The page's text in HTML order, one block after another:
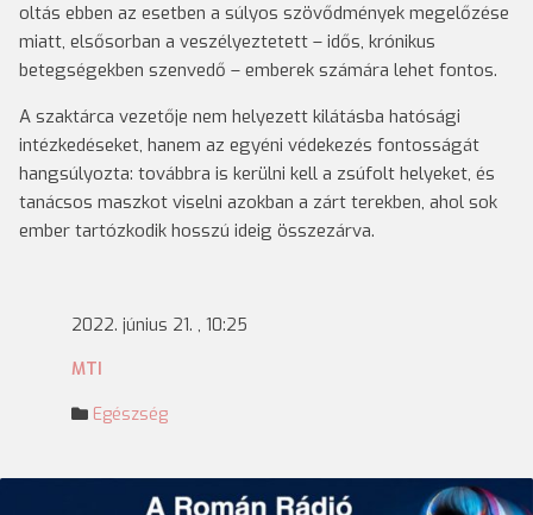
oltás ebben az esetben a súlyos szövődmények megelőzése
miatt, elsősorban a veszélyeztetett – idős, krónikus
betegségekben szenvedő – emberek számára lehet fontos.
A szaktárca vezetője nem helyezett kilátásba hatósági
intézkedéseket, hanem az egyéni védekezés fontosságát
hangsúlyozta: továbbra is kerülni kell a zsúfolt helyeket, és
tanácsos maszkot viselni azokban a zárt terekben, ahol sok
ember tartózkodik hosszú ideig összezárva.
2022. június 21. , 10:25
MTI
Egészség